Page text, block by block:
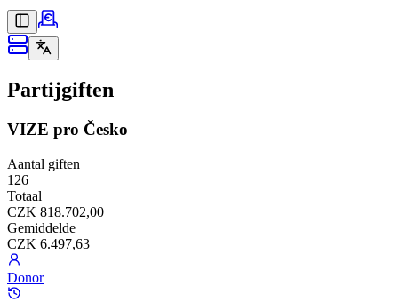
Partijgiften
VIZE pro Česko
Aantal giften
126
Totaal
CZK 818.702,00
Gemiddelde
CZK 6.497,63
Donor